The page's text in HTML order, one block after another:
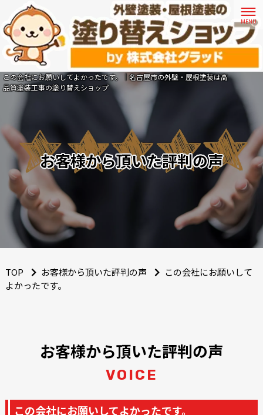
この会社にお願いしてよかったです。｜名古屋市の外壁・屋根塗装は高
品質塗装工事の塗り替えショップ
お客様から頂いた評判の声
TOP お客様から頂いた評判の声
この会社にお願いして
よかったです。
お客様から頂いた評判の声
VOICE
この会社にお願いしてよかったです。